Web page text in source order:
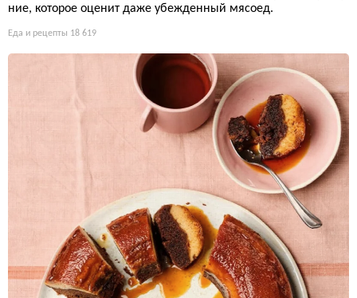
ние, которое оценит даже убежденный мясоед.
Еда и рецепты 18 619